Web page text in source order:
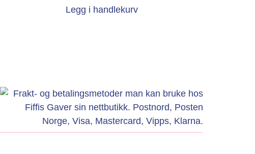
Legg i handlekurv